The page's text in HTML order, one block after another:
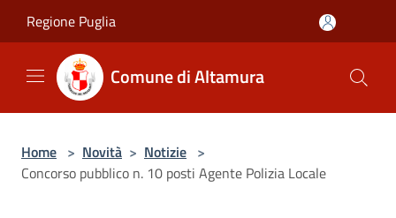
Regione Puglia
Comune di Altamura
Home > Novità > Notizie >
Concorso pubblico n. 10 posti Agente Polizia Locale